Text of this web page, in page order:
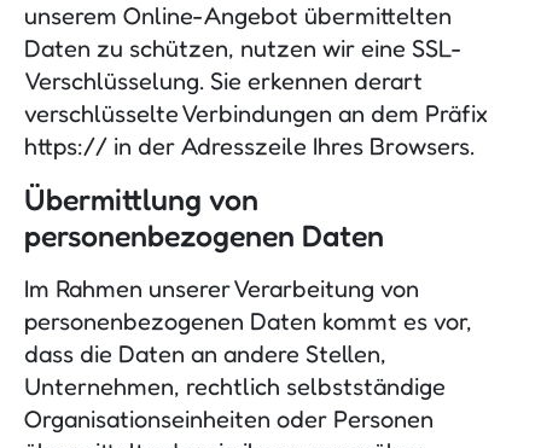
unserem Online-Angebot übermittelten
Daten zu schützen, nutzen wir eine SSL-
Verschlüsselung. Sie erkennen derart
verschlüsselte Verbindungen an dem Präfix
https:// in der Adresszeile Ihres Browsers.
Übermittlung von
personenbezogenen Daten
Im Rahmen unserer Verarbeitung von
personenbezogenen Daten kommt es vor,
dass die Daten an andere Stellen,
Unternehmen, rechtlich selbstständige
Organisationseinheiten oder Personen